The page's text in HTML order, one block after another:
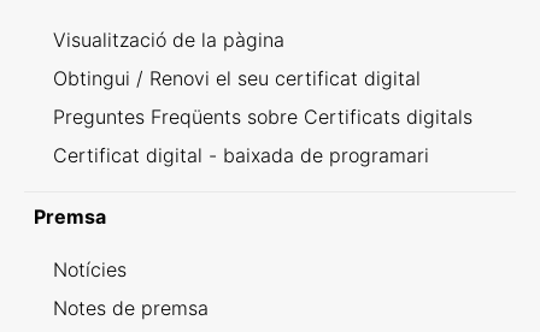
Visualització de la pàgina
Obtingui / Renovi el seu certificat digital
Preguntes Freqüents sobre Certificats digitals
Certificat digital - baixada de programari
Premsa
Notícies
Notes de premsa